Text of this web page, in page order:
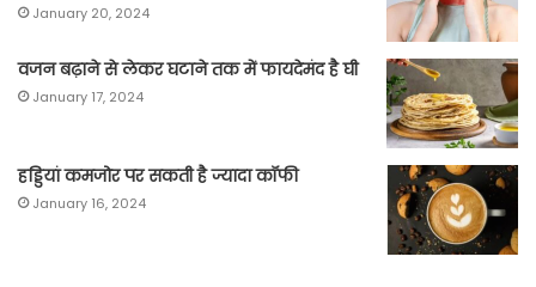
January 20, 2024
वजन बढ़ाने से लेकर घटाने तक में फायदेमंद है घी
January 17, 2024
हड्डियां कमजोर पर सकती है ज्यादा कॉफी
January 16, 2024